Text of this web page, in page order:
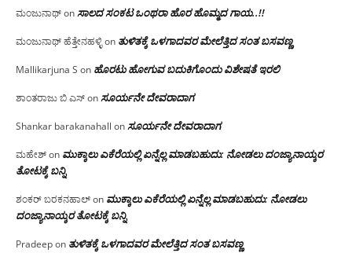
ಮಂಜುನಾಥ್onಸಾಲದ ಸಂಕಟ ಒಂಥರಾ ಹೊರ ಹೊಮ್ಮದ ಗಾಯ..!!
ಮಂಜುನಾಥ್ ಹೆತ್ತೇನಹಳ್ಳಿon ತುಳಿತಕ್ಕೆ ಒಳಗಾದವರ ಮೇಲೆತ್ತಿದ ಸಂತ ಬಸವಣ್ಣ
Mallikarjuna S on ಹೊರಟು ಹೋಗುವ ಬದುಕಿಗೊಂದು ವಿಶೇಷತೆ ಇರಲಿ
ಶಾಂತರಾಜು ಬಿ ಎಸ್onಸೂರ್ಯನೇ ದೇವರಾದಾಗ
Shankar barakanahall onಸೂರ್ಯನೇ ದೇವರಾದಾಗ
ಮಹೇಶ್on ಮುಕ್ಕಾಲು ಎಕೆರೆಯಲ್ಲಿ ಏನ್ನೆಲ್ಲ‌ ಮಾಡಬಹುದು: ನೋಡಲು ದಂಜ್ಯಾನಾಯ್ಕರ
ತೋಟಕ್ಕೆ ಬನ್ನಿ
ಶಂಕರ್ ಬರಕನಹಾಲ್on ಮುಕ್ಕಾಲು ಎಕೆರೆಯಲ್ಲಿ ಏನ್ನೆಲ್ಲ‌ ಮಾಡಬಹುದು: ನೋಡಲು
ದಂಜ್ಯಾನಾಯ್ಕರ ತೋಟಕ್ಕೆ ಬನ್ನಿ
Pradeepon ತುಳಿತಕ್ಕೆ ಒಳಗಾದವರ ಮೇಲೆತ್ತಿದ ಸಂತ ಬಸವಣ್ಣ